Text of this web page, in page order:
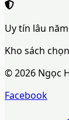
Uy tín lâu năm
Kho sách
©2026 Ngọc
Facebook